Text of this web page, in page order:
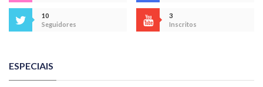
10
Seguidores
3
Inscritos
ESPECIAIS